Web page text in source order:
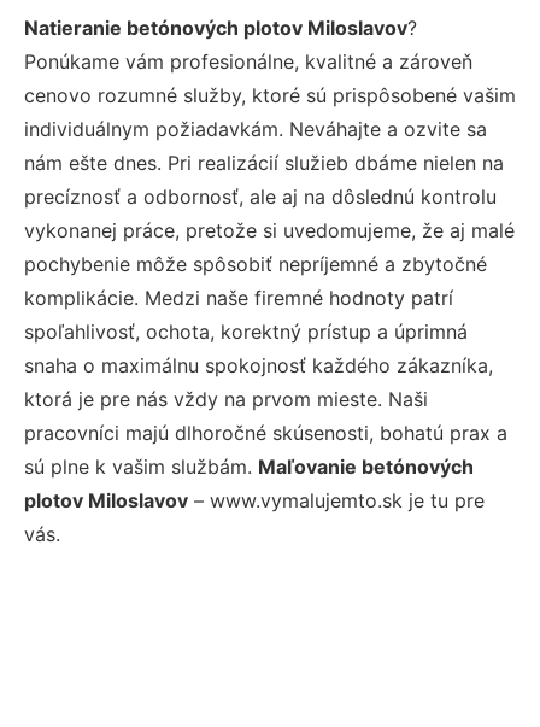
Natieranie betónových plotov Miloslavov?
Ponúkame vám profesionálne, kvalitné a zároveň
cenovo rozumné služby, ktoré sú prispôsobené vašim
individuálnym požiadavkám. Neváhajte a ozvite sa
nám ešte dnes. Pri realizácií služieb dbáme nielen na
precíznosť a odbornosť, ale aj na dôslednú kontrolu
vykonanej práce, pretože si uvedomujeme, že aj malé
pochybenie môže spôsobiť nepríjemné a zbytočné
komplikácie. Medzi naše firemné hodnoty patrí
spoľahlivosť, ochota, korektný prístup a úprimná
snaha o maximálnu spokojnosť každého zákazníka,
ktorá je pre nás vždy na prvom mieste. Naši
pracovníci majú dlhoročné skúsenosti, bohatú prax a
sú plne k vašim službám. Maľovanie betónových
plotov Miloslavov – www.vymalujemto.sk je tu pre
vás.